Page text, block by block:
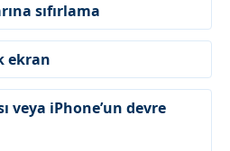
sıfırlama
ekran
veya iPhone’un devre